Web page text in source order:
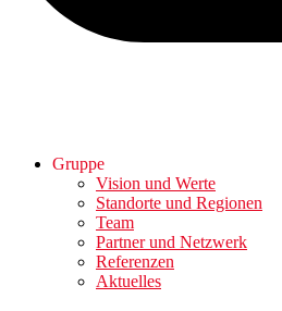
Gruppe
Vision und Werte
Standorte und Regionen
Team
Partner und Netzwerk
Referenzen
Aktuelles